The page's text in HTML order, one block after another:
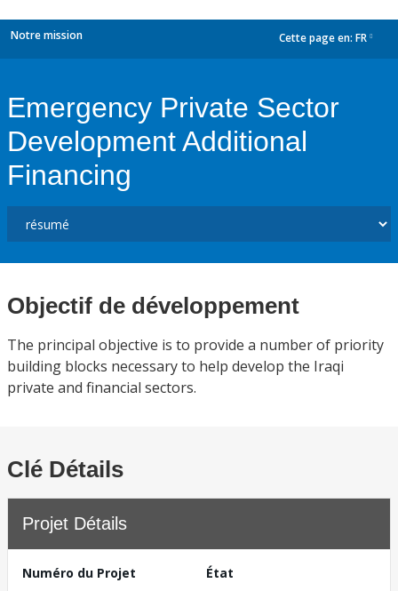
Notre mission Cette page en: FR
Emergency Private Sector
Development Additional
Financing
Objectif de développement
The principal objective is to provide a number of priority
building blocks necessary to help develop the Iraqi
private and financial sectors.
Clé Détails
Projet Détails
Numéro du Projet
État